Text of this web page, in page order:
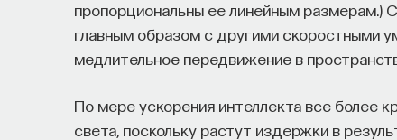
пропорциональны ее линейным размерам.)
главным образом с другими скоростными
медлительное передвижение в
По мере ускорения интеллекта все более
света, поскольку растут издержки в